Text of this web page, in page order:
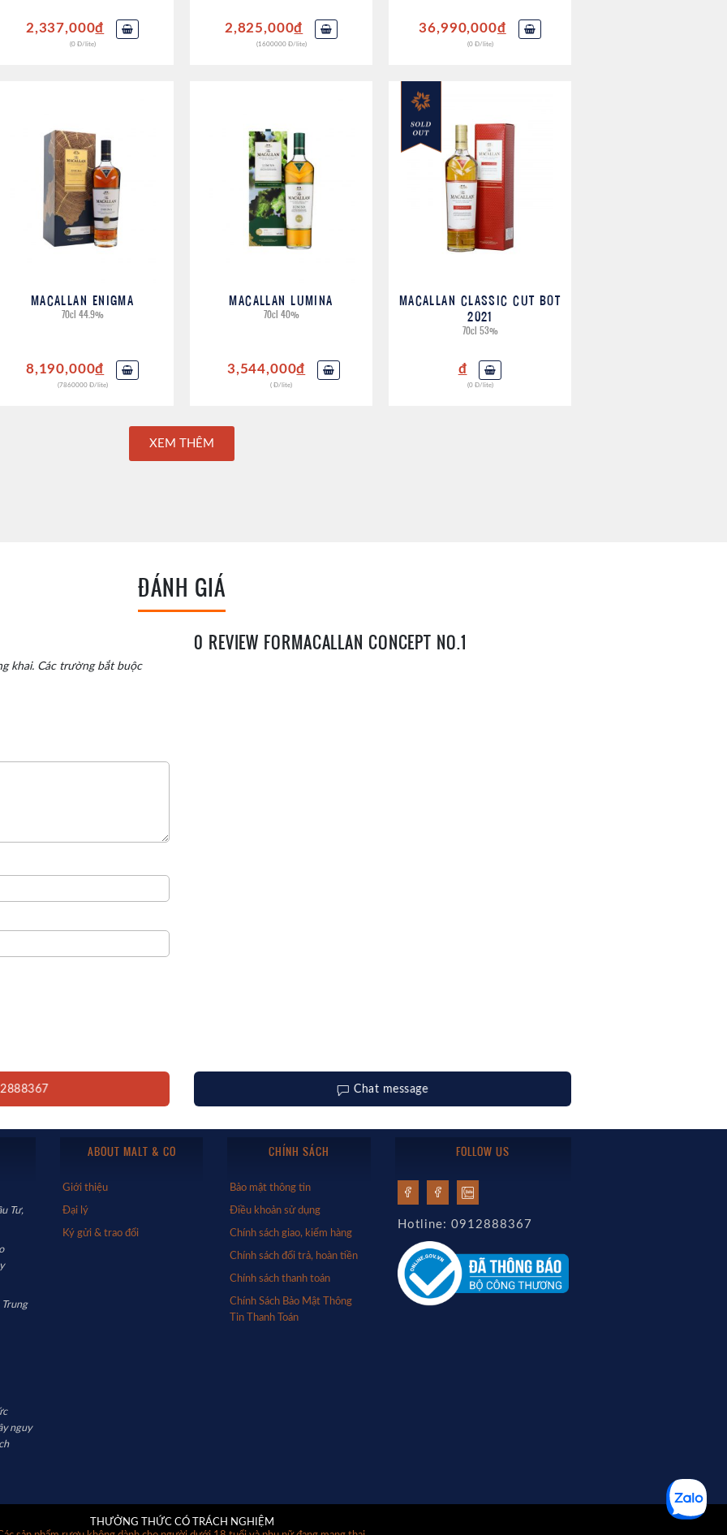
2,337,000đ
(0 Đ/lite)
2,825,000đ
(1600000 Đ/lite)
36,990,000đ
(0 Đ/lite)
MACALLAN ENIGMA
70cl 44.9%
8,190,000đ
(7860000 Đ/lite)
MACALLAN LUMINA
70cl 40%
3,544,000đ
( Đ/lite)
MACALLAN CLASSIC CUT BOT
2021
70cl 53%
đ
(0 Đ/lite)
XEM THÊM
ĐÁNH GIÁ
khai. Các trường bắt buộc
0 REVIEW FORMACALLAN CONCEPT NO.1
Chat message
Tư,
nguy
ABOUT MALT & CO
Giới thiệu
Đại lý
Ký gửi & trao đổi
CHÍNH SÁCH
Bảo mật thông tin
Điều khoản sử dụng
Chính sách giao, kiểm hàng
Chính sách đổi trả, hoàn tiền
Chính sách thanh toán
Chính Sách Bảo Mật Thông
Tin Thanh Toán
FOLLOW US
Hotline: 0912888367
THƯỞNG THỨC CÓ TRÁCH NGHIỆM